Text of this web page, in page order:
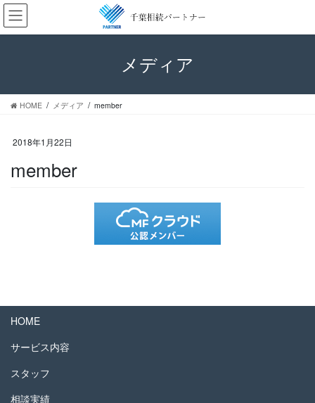
コ
ン
テ
ス
ナ
ビ
ゲ
ン
メディア
HOME メディア member
2018年1月22日
member
HOME
サービス内容
スタッフ
相談実績